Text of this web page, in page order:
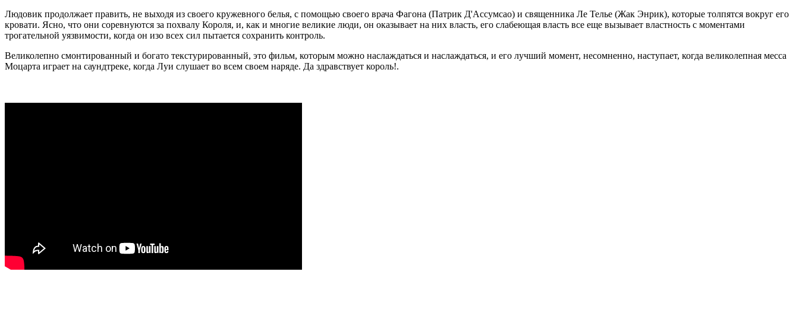
Людовик продолжает править, не выходя из своего кружевного белья, с помощью своего врача Фагона (Патрик Д'Ассумсао) и священника Ле Телье (Жак Энрик), которые толпятся вокруг его
кровати. Ясно, что они соревнуются за похвалу Короля, и, как и многие великие люди, он оказывает на них власть, его слабеющая власть все еще вызывает властность с моментами
трогательной уязвимости, когда он изо всех сил пытается сохранить контроль.
Великолепно смонтированный и богато текстурированный, это фильм, которым можно наслаждаться и наслаждаться, и его лучший момент, несомненно, наступает, когда великолепная месса
Моцарта играет на саундтреке, когда Луи слушает во всем своем наряде. Да здравствует король!.